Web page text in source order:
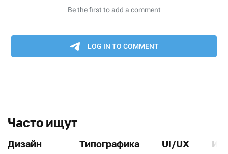
Часто ищут
Дизайн Типографика UI/UX